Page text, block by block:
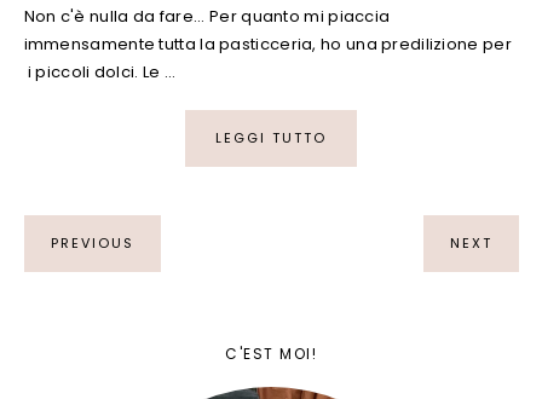
Non c'è nulla da fare... Per quanto mi piaccia
immensamente tutta la pasticceria, ho una predilizione per
i piccoli dolci. Le …
LEGGI TUTTO
PREVIOUS NEXT
C'EST MOI!